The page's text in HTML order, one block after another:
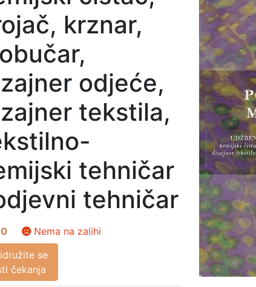
krznar,
odjeće,
tekstila,
tehničar
tehničar
Nema na zalihi
se
čekanja